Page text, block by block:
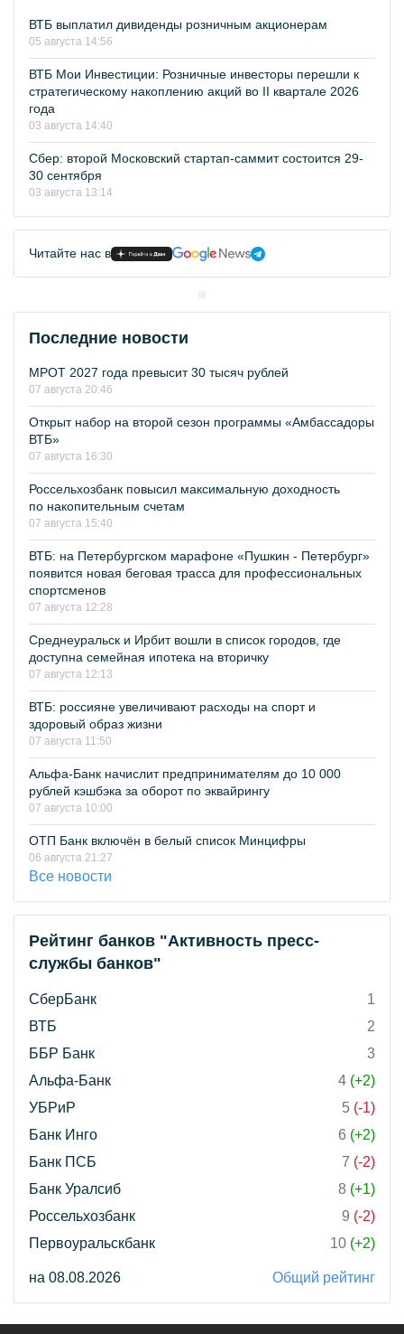
ВТБ выплатил дивиденды розничным акционерам
05 августа 14:56
ВТБ Мои Инвестиции: Розничные инвесторы перешли к
стратегическому накоплению акций во II квартале 2026
года
03 августа 14:40
Сбер: второй Московский стартап-саммит состоится 29-
30 сентября
03 августа 13:14
Читайте нас в
Последние новости
МРОТ 2027 года превысит 30 тысяч рублей
07 августа 20:46
Открыт набор на второй сезон программы «Амбассадоры
ВТБ»
07 августа 16:30
Россельхозбанк повысил максимальную доходность
по накопительным счетам
07 августа 15:40
ВТБ: на Петербургском марафоне «Пушкин - Петербург»
появится новая беговая трасса для профессиональных
спортсменов
07 августа 12:28
Среднеуральск и Ирбит вошли в список городов, где
доступна семейная ипотека на вторичку
07 августа 12:13
ВТБ: россияне увеличивают расходы на спорт и
здоровый образ жизни
07 августа 11:50
Альфа-Банк начислит предпринимателям до 10 000
рублей кэшбэка за оборот по эквайрингу
07 августа 10:00
ОТП Банк включён в белый список Минцифры
06 августа 21:27
Все новости
Рейтинг банков "Активность пресс-
службы банков"
СберБанк
1
ВТБ
2
ББР Банк
3
Альфа-Банк
4 (+2)
УБРиР
5 (-1)
Банк Инго
6 (+2)
Банк ПСБ
7 (-2)
Банк Уралсиб
8 (+1)
Россельхозбанк
9 (-2)
Первоуральскбанк
10 (+2)
на 08.08.2026 Общий рейтинг